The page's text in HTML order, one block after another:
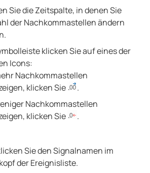
Sie die Zeitspalte, in denen Sie
der Nachkommastellen ändern
klicken Sie auf eines der
Icons:
Nachkommastellen
klicken Sie
.
Nachkommastellen
klicken Sie
.
Sie den Signalnamen im
der Ereignisliste.